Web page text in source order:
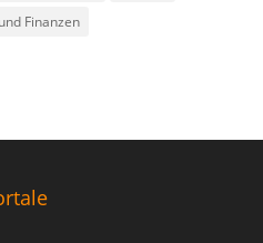
Finanzen